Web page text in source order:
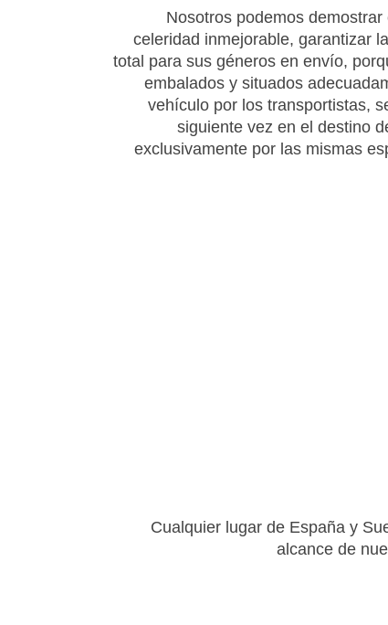
Nosotros podemos demostrar
celeridad inmejorable, garantizar
total para sus géneros en envío,
embalados y situados
vehículo por los transportistas,
siguiente vez en el destino
exclusivamente por las mismas
Cualquier lugar de España y
alcance de